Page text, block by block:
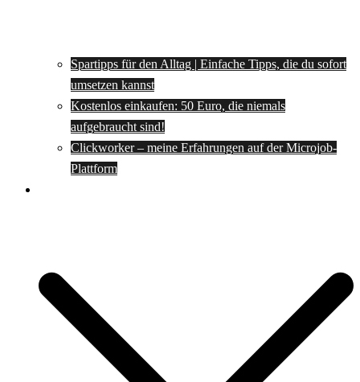
Spartipps für den Alltag | Einfache Tipps, die du sofort
umsetzen kannst
Kostenlos einkaufen: 50 Euro, die niemals
aufgebraucht sind!
Clickworker – meine Erfahrungen auf der Microjob-
Plattform